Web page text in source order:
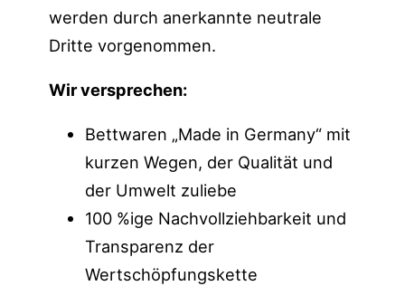
werden durch anerkannte neutrale
Dritte vorgenommen.
Wir versprechen:
Bettwaren „Made in Germany“ mit
kurzen Wegen, der Qualität und
der Umwelt zuliebe
100 %ige Nachvollziehbarkeit und
Transparenz der
Wertschöpfungskette